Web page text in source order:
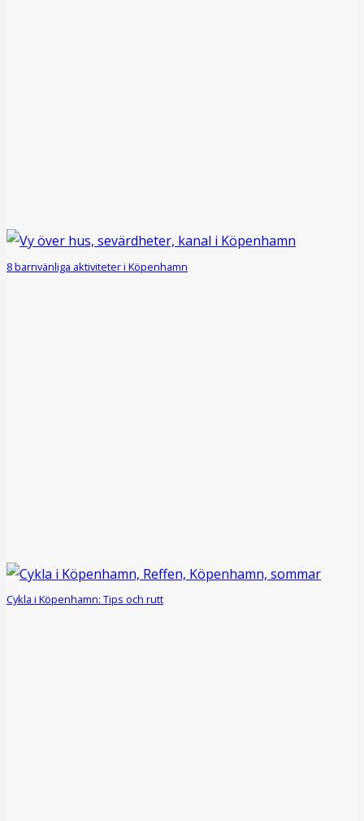
8 barnvänliga aktiviteter i Köpenhamn
Cykla i Köpenhamn: Tips och rutt